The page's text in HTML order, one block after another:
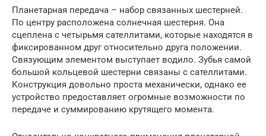
Планетарная передача – набор связанных шестерней.
По центру расположена солнечная шестерня. Она
сцеплена с четырьмя сателлитами, которые находятся в
фиксированном друг относительно друга положении.
Связующим элементом выступает водило. Зубья самой
большой кольцевой шестерни связаны с сателлитами.
Конструкция довольно проста механически, однако ее
устройство предоставляет огромные возможности по
передаче и суммированию крутящего момента.